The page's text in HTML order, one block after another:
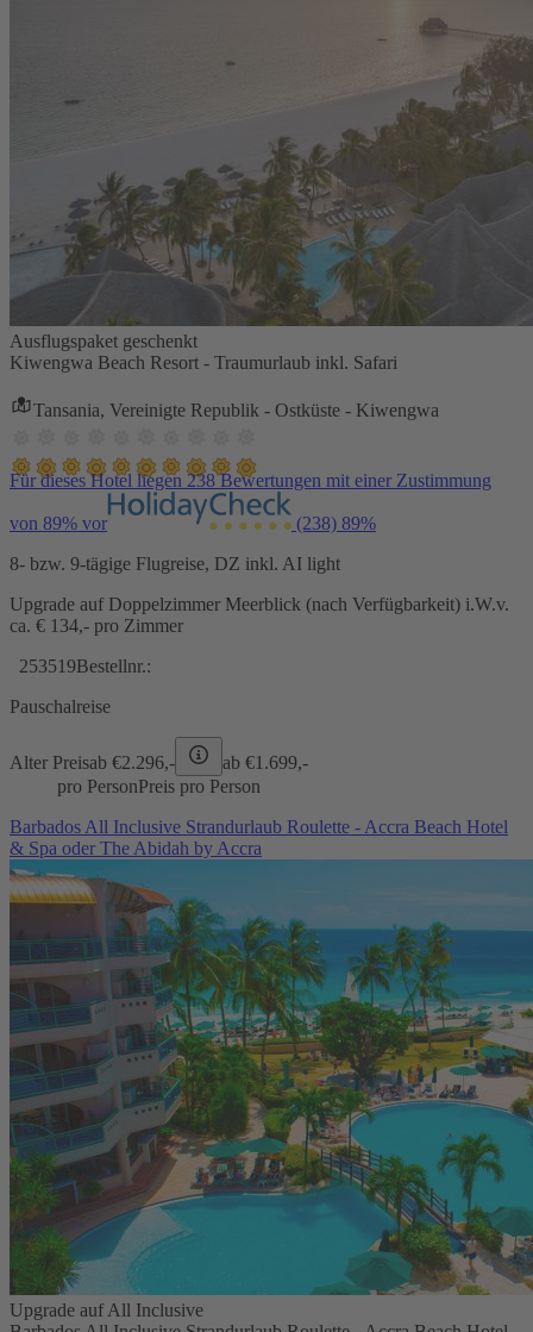
Ausflugspaket geschenkt
Kiwengwa Beach Resort - Traumurlaub inkl. Safari
Tansania, Vereinigte Republik - Ostküste - Kiwengwa
Für dieses Hotel liegen 238 Bewertungen mit einer Zustimmung
von 89% vor (238) 89%
8- bzw. 9-tägige Flugreise, DZ inkl. AI light
Upgrade auf Doppelzimmer Meerblick (nach Verfügbarkeit) i.W.v.
ca. € 134,- pro Zimmer
253519Bestellnr.:
Pauschalreise
Alter Preisab €2.296,- ab €1.699,-
pro PersonPreis pro Person
Barbados All Inclusive Strandurlaub Roulette - Accra Beach Hotel
& Spa oder The Abidah by Accra
Upgrade auf All Inclusive